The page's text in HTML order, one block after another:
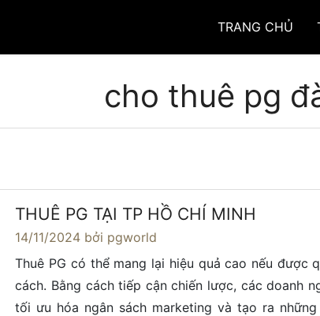
TRANG CHỦ
cho thuê pg
THUÊ PG TẠI TP HỒ CHÍ MINH
14/11/2024 bởi pgworld
Thuê PG có thể mang lại hiệu quả cao nếu được
cách. Bằng cách tiếp cận chiến lược, các doanh
tối ưu hóa ngân sách marketing và tạo ra